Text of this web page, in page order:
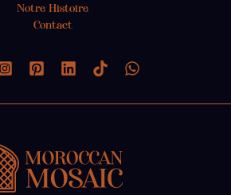
Notre Histoire
Contact